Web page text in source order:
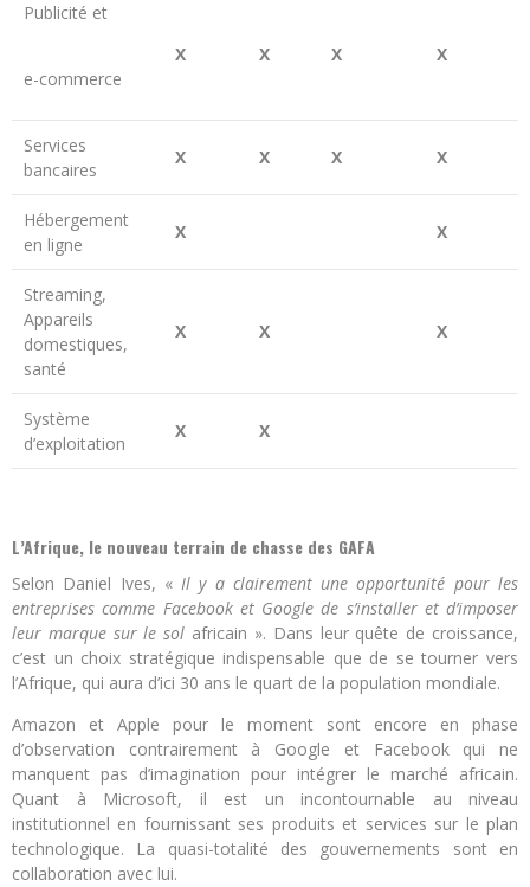
Publicité et
e-commerce
X X X X
Services
bancaires
X X X X
Hébergement
en ligne
X X
Streaming,
Appareils
domestiques,
santé
X X X
Système
d’exploitation
X X
L’Afrique, le nouveau terrain de chasse des GAFA
Selon Daniel Ives, «Il y a clairement une opportunité pour les
entreprises comme Facebook et Google de s’installer et d’imposer
leur marque sur le sol africain ». Dans leur quête de croissance,
c’est un choix stratégique indispensable que de se tourner vers
l’Afrique, qui aura d’ici 30 ans le quart de la population mondiale.
Amazon et Apple pour le moment sont encore en phase
d’observation contrairement à Google et Facebook qui ne
manquent pas d’imagination pour intégrer le marché africain.
Quant à Microsoft, il est un incontournable au niveau
institutionnel en fournissant ses produits et services sur le plan
technologique. La quasi-totalité des gouvernements sont en
collaboration avec lui.